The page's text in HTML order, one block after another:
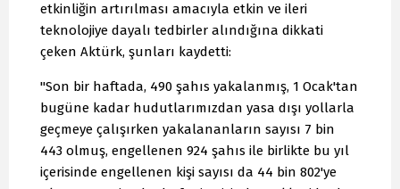
etkinliğin artırılması amacıyla etkin ve ileri
teknolojiye dayalı tedbirler alındığına dikkati
çeken Aktürk, şunları kaydetti:
"Son bir haftada, 490 şahıs yakalanmış, 1 Ocak'tan
bugüne kadar hudutlarımızdan yasa dışı yollarla
geçmeye çalışırken yakalananların sayısı 7 bin
443 olmuş, engellenen 924 şahıs ile birlikte bu yıl
içerisinde engellenen kişi sayısı da 44 bin 802'ye